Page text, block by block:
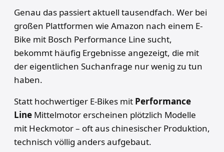
Genau das passiert aktuell tausendfach. Wer bei
großen Plattformen wie Amazon nach einem E-
Bike mit Bosch Performance Line sucht,
bekommt häufig Ergebnisse angezeigt, die mit
der eigentlichen Suchanfrage nur wenig zu tun
haben.
Statt hochwertiger E-Bikes mit Performance
Line Mittelmotor erscheinen plötzlich Modelle
mit Heckmotor – oft aus chinesischer Produktion,
technisch völlig anders aufgebaut.